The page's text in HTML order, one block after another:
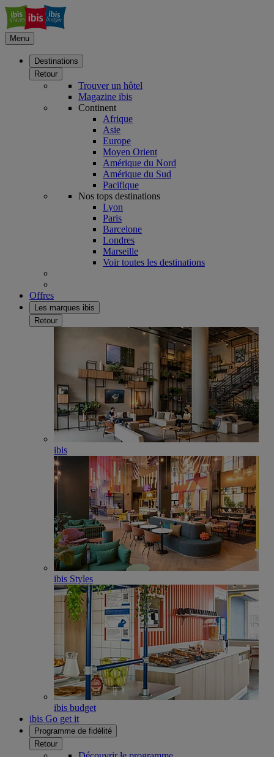
Menu
Destinations
Retour
Trouver un hôtel
Magazine ibis
Continent
Afrique
Asie
Europe
Moyen Orient
Amérique du Nord
Amérique du Sud
Pacifique
Nos tops destinations
Lyon
Paris
Barcelone
Londres
Marseille
Voir toutes les destinations
Offres
Les marques ibis
Retour
ibis
ibis Styles
ibis budget
ibis Go get it
Programme de fidélité
Retour